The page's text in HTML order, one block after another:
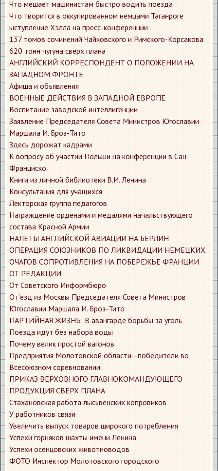
Что мешает машинистам быстро водить поезда
Что творится в оккупированном немцами Таганроге
ыступление Хэлла на пресс-конференции
​137 томов сочинений Чайковского и Римского-Корсакова
​620 тонн чугуна сверх плана
​АНГЛИЙСКИЙ КОРРЕСПОНДЕНТ О ПОЛОЖЕНИИ НА
ЗАПАДНОМ ФРОНТЕ
​Афиша и объявления
​ВОЕННЫЕ ДЕЙСТВИЯ В ЗАПАДНОЙ ЕВРОПЕ
​Воспитание заводской интеллигенции
​Заявление Председателя Совета Министров Югославии
Маршала И. Броз-Тито
​Здесь дорожат кадрами
​К вопросу об участии Польши на конференции в Сан-
Франциско
​Книги из личной библиотеки В.И. Ленина
​Консультация для учащихся
​Лекторская группа педагогов
​Награждение орденами и медалями начальствующего
состава Красной Армии
​НАЛЕТЫ АНГЛИЙСКОЙ АВИАЦИИ НА БЕРЛИН
​ОПЕРАЦИЯ СОЮЗНИКОВ ПО ЛИКВИДАЦИИ НЕМЕЦКИХ
ОЧАГОВ СОПРОТИВЛЕНИЯ НА ПОБЕРЕЖЬЕ ФРАНЦИИ
​ОТ РЕДАКЦИИ
​От Советского Информбюро
​От’езд из Москвы Председателя Совета Министров
Югославии Маршала И. Броз-Тито
​ПАРТИЙНАЯ ЖИЗНЬ: В авангарде борьбы за уголь
​Поезда идут без набора воды
​Почему велик простой вагонов
​Предприятия Молотовской области—победители во
Всесоюзном соревновании
​ПРИКАЗ ВЕРХОВНОГО ГЛАВНОКОМАНДУЮЩЕГО
​ПРОДУКЦИЯ СВЕРХ ПЛАНА
​Стахановская работа лысьвенских копровиков
​У работников связи
​Увеличить выпуск товаров широкого потребления
​Успехи горняков шахты имени Ленина
​Успехи осенцовских животноводов
​ФОТО Инспектор Молотовского городского